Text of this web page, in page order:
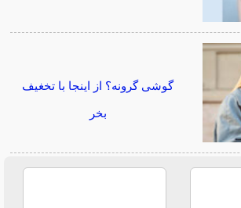
گوشی گرونه؟ از اینجا با تخغیف
بخر